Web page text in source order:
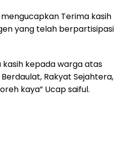
Terima kasih
yang telah berpartisipasi
kasih kepada warga atas
Rakyat Sejahtera,
kaya” Ucap saiful.